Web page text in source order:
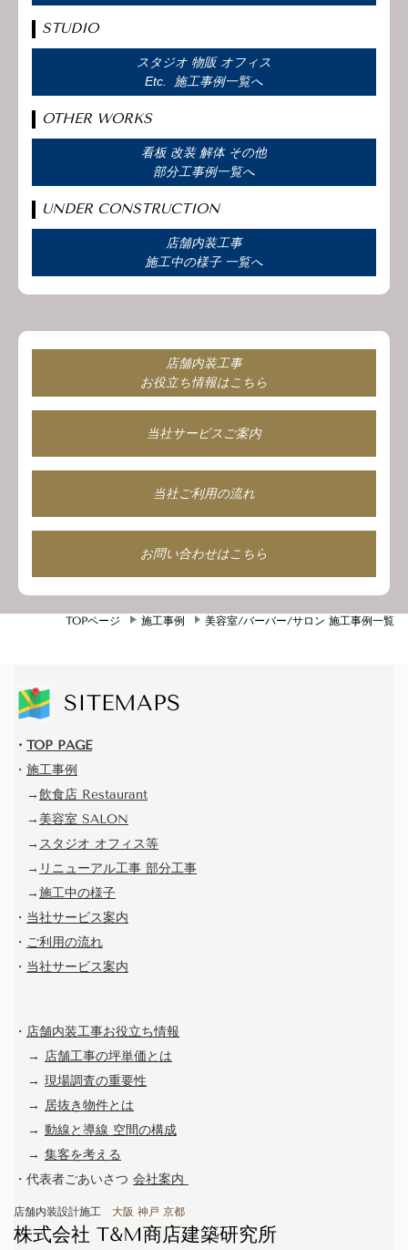
STUDIO
スタジオ 物販 オフィス
Etc. 施工事例一覧へ
OTHER WORKS
看板 改装 解体 その他
部分工事例一覧へ
UNDER CONSTRUCTION
店舗内装工事
施工中の様子 一覧へ
店舗内装工事
お役立ち情報はこちら
当社サービスご案内
当社ご利用の流れ
お問い合わせはこちら
TOPページ 施工事例 美容室/バーバー/サロン 施工事例一覧
SITEMAPS
・ TOP PAGE
・ 施工事例
→飲食店 Restaurant
→ 美容室 SALON
→ スタジオ オフィス等
→ リニューアル工事 部分工事
→施工中の様子
・ 当社サービス案内
・ ご利用の流れ
・ 当社サービス案内
・ 店舗内装工事お役立ち情報
→
店舗工事の坪単価とは
→ 現場調査の重要性
→
居抜き物件とは
→ 動線と導線 空間の構成
→ 集客を考える
・代表者ごあいさつ 会社案内
店舗内装設計施工 大阪 神戸 京都
株式会社 T&M商店建築研究所